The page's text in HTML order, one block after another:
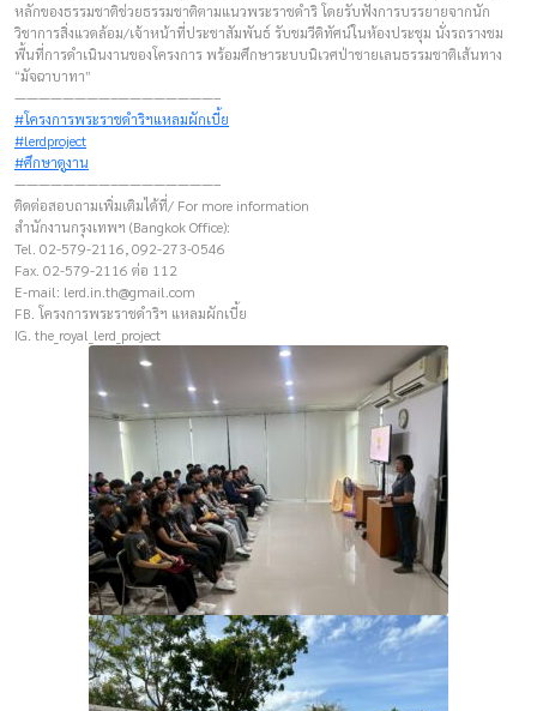
หลักของธรรมชาติช่วยธรรมชาติตามแนวพระราชดำริ โดยรับฟังการบรรยายจากนัก
วิชาการสิ่งแวดล้อม/เจ้าหน้าที่ประชาสัมพันธ์ รับชมวีดิทัศน์ในห้องประชุม นั่งรถรางชม
พื้นที่การดำเนินงานของโครงการ พร้อมศึกษาระบบนิเวศป่าชายเลนธรรมชาติเส้นทาง
“มัจฉาบาทา”
————————–————————–
#โครงการพระราชดำริฯแหลมผักเบี้ย
#lerdproject
#ศึกษาดูงาน
————————–————————–
ติดต่อสอบถามเพิ่มเติมได้ที่/ For more information
สำนักงานกรุงเทพฯ (Bangkok Office):
Tel. 02-579-2116, 092-273-0546
Fax. 02-579-2116 ต่อ 112
E-mail: lerd.in.th@gmail.com
FB. โครงการพระราชดำริฯ แหลมผักเบี้ย
IG. the_royal_lerd_project